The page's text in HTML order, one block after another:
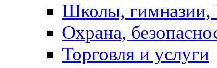
Школы,
Охрана,
Торговля и услуги